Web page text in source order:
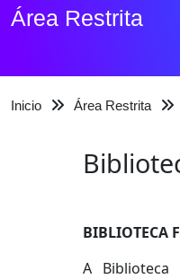
Área Restrita
Inicio Área Restrita
BIBLIOTECA
A Biblioteca